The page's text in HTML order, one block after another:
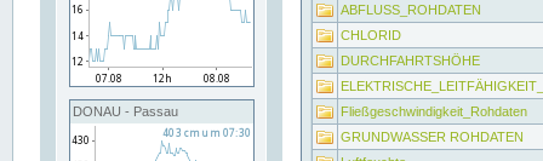
DONAU - Passau
ABFLUSS_ROHDATEN
CHLORID
DURCHFAHRTSHÖHE
Fließgeschwindigkeit_Rohdaten
GRUNDWASSER ROHDATEN